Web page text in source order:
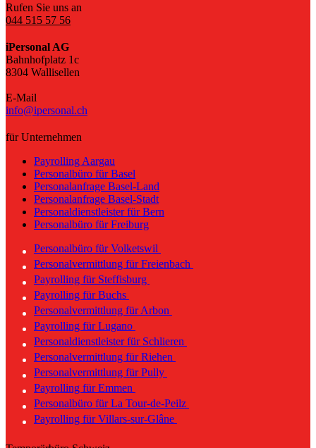
Rufen Sie uns an
044 515 57 56
iPersonal AG
Bahnhofplatz 1c
8304 Wallisellen
E-Mail
info@ipersonal.ch
für Unternehmen
Payrolling Aargau
Personalbüro für Basel
Personalanfrage Basel-Land
Personalanfrage Basel-Stadt
Personaldienstleister für Bern
Personalbüro für Freiburg
Personalbüro für Volketswil
Personalvermittlung für Freienbach
Payrolling für Steffisburg
Payrolling für Buchs
Personalvermittlung für Arbon
Payrolling für Lugano
Personaldienstleister für Schlieren
Personalvermittlung für Riehen
Personalvermittlung für Pully
Payrolling für Emmen
Personalbüro für La Tour-de-Peilz
Payrolling für Villars-sur-Glâne